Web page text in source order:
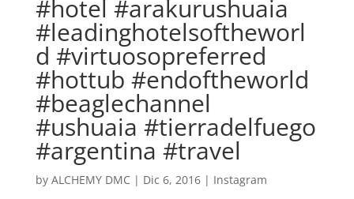
#hotel #arakurushuaia
#leadinghotelsoftheworl
d #virtuosopreferred
#hottub #endoftheworld
#beaglechannel
#ushuaia #tierradelfuego
#argentina #travel
by ALCHEMY DMC | Dic 6, 2016| Instagram